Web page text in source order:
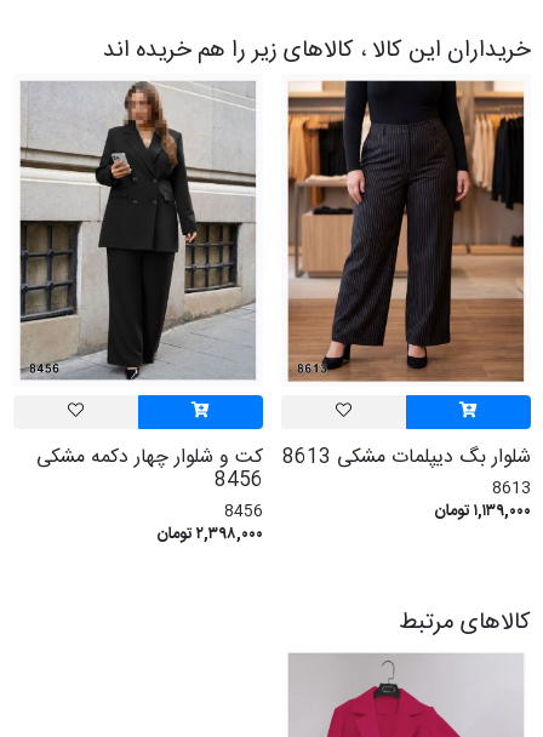
خریداران این کالا ، کالاهای زیر را هم خریده اند
شلوار بگ دیپلمات مشکی 8613
8613
۱,۱۳۹,۰۰۰ تومان
کت و شلوار چهار دکمه مشکی
8456
8456
۲,۳۹۸,۰۰۰ تومان
کالاهای مرتبط